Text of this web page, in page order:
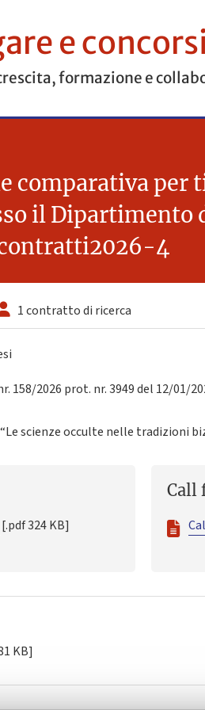
e concorsi
formazione e
comparativa
il Dipartimento
4
1 contratto di ricerca
158/2026 prot. nr. 3949 del 12/01/
“Le scienze occulte nelle tradizioni
[.pdf 324 KB]
Call
KB]